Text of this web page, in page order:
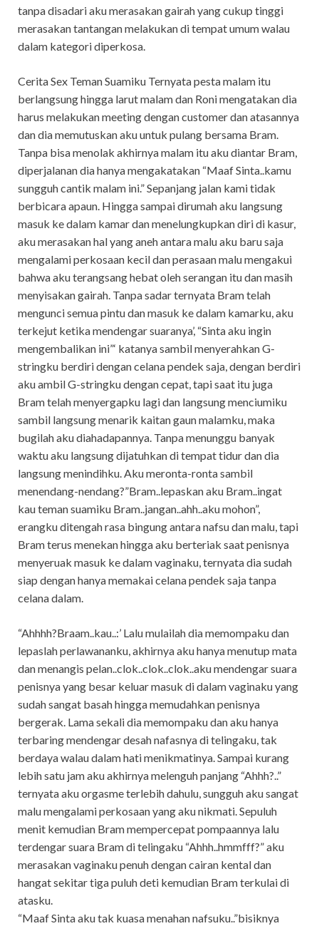
tanpa disadari aku merasakan gairah yang cukup tinggi
merasakan tantangan melakukan di tempat umum walau
dalam kategori diperkosa.
Cerita Sex Teman Suamiku Ternyata pesta malam itu
berlangsung hingga larut malam dan Roni mengatakan dia
harus melakukan meeting dengan customer dan atasannya
dan dia memutuskan aku untuk pulang bersama Bram.
Tanpa bisa menolak akhirnya malam itu aku diantar Bram,
diperjalanan dia hanya mengakatakan “Maaf Sinta..kamu
sungguh cantik malam ini.” Sepanjang jalan kami tidak
berbicara apaun. Hingga sampai dirumah aku langsung
masuk ke dalam kamar dan menelungkupkan diri di kasur,
aku merasakan hal yang aneh antara malu aku baru saja
mengalami perkosaan kecil dan perasaan malu mengakui
bahwa aku terangsang hebat oleh serangan itu dan masih
menyisakan gairah. Tanpa sadar ternyata Bram telah
mengunci semua pintu dan masuk ke dalam kamarku, aku
terkejut ketika mendengar suaranya’, “Sinta aku ingin
mengembalikan ini”‘ katanya sambil menyerahkan G-
stringku berdiri dengan celana pendek saja, dengan berdiri
aku ambil G-stringku dengan cepat, tapi saat itu juga
Bram telah menyergapku lagi dan langsung menciumiku
sambil langsung menarik kaitan gaun malamku, maka
bugilah aku diahadapannya. Tanpa menunggu banyak
waktu aku langsung dijatuhkan di tempat tidur dan dia
langsung menindihku. Aku meronta-ronta sambil
menendang-nendang?”Bram..lepaskan aku Bram..ingat
kau teman suamiku Bram..jangan..ahh..aku mohon”,
erangku ditengah rasa bingung antara nafsu dan malu, tapi
Bram terus menekan hingga aku berteriak saat penisnya
menyeruak masuk ke dalam vaginaku, ternyata dia sudah
siap dengan hanya memakai celana pendek saja tanpa
celana dalam.
“Ahhhh?Braam..kau..:’ Lalu mulailah dia memompaku dan
lepaslah perlawananku, akhirnya aku hanya menutup mata
dan menangis pelan..clok..clok..clok..aku mendengar suara
penisnya yang besar keluar masuk di dalam vaginaku yang
sudah sangat basah hingga memudahkan penisnya
bergerak. Lama sekali dia memompaku dan aku hanya
terbaring mendengar desah nafasnya di telingaku, tak
berdaya walau dalam hati menikmatinya. Sampai kurang
lebih satu jam aku akhirnya melenguh panjang “Ahhh?..”
ternyata aku orgasme terlebih dahulu, sungguh aku sangat
malu mengalami perkosaan yang aku nikmati. Sepuluh
menit kemudian Bram mempercepat pompaannya lalu
terdengar suara Bram di telingaku “Ahhh..hmmfff?” aku
merasakan vaginaku penuh dengan cairan kental dan
hangat sekitar tiga puluh deti kemudian Bram terkulai di
atasku.
“Maaf Sinta aku tak kuasa menahan nafsuku..”bisiknya